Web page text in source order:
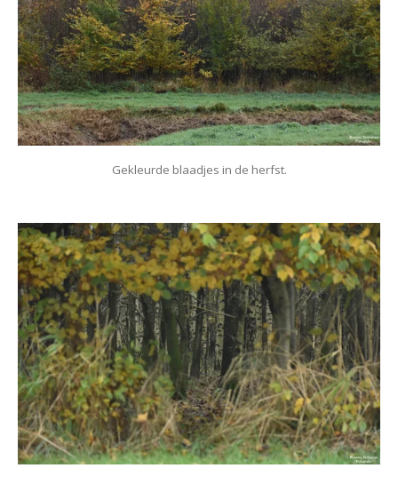
Gekleurde blaadjes in de herfst.